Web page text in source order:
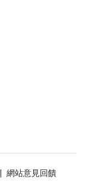
網站意見回饋